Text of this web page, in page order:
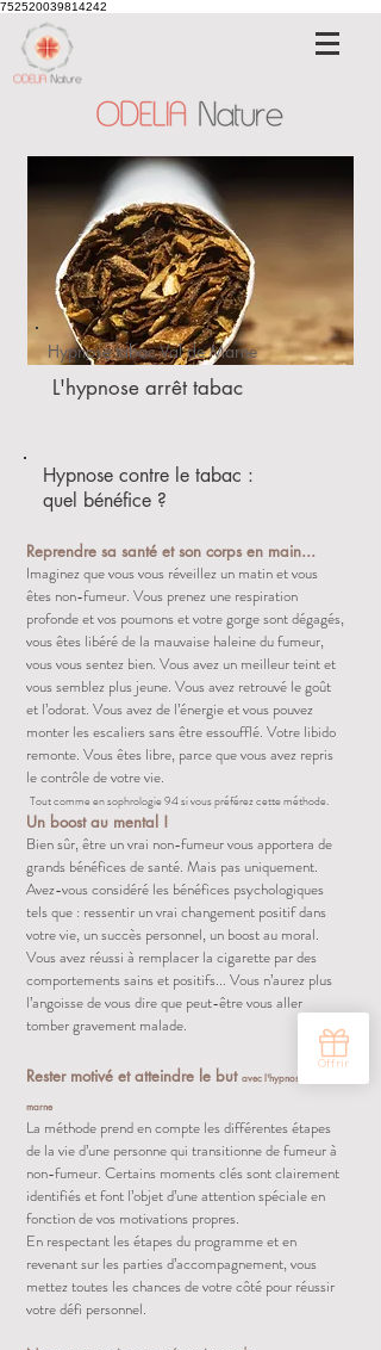
752520039814242
Hypnose tabac Val de Marne
L'hypnose arrêt tabac
Hypnose contre le tabac :
quel bénéfice ?
Reprendre sa santé et son corps en main...
Imaginez que vous vous réveillez un matin et vous
êtes non-fumeur. Vous prenez une respiration
profonde et vos poumons et votre gorge sont dégagés,
vous êtes libéré de la mauvaise haleine du fumeur,
vous vous sentez bien. Vous avez un meilleur teint et
vous semblez plus jeune. Vous avez retrouvé le goût
et l’odorat. Vous avez de l’énergie et vous pouvez
monter les escaliers sans être essoufflé. Votre libido
remonte. Vous êtes libre, parce que vous avez repris
le contrôle de votre vie.
Tout comme en sophrologie 94 si vous préférez cette méthode.
Un boost au mental !
Bien sûr, être un vrai non-fumeur vous apportera de
grands bénéfices de santé. Mais pas uniquement.
Avez-vous considéré les bénéfices psychologiques
tels que : ressentir un vrai changement positif dans
votre vie, un succès personnel, un boost au moral.
Vous avez réussi à remplacer la cigarette par des
comportements sains et positifs... Vous n’aurez plus
l’angoisse de vous dire que peut-être vous aller
tomber gravement malade.
Rester motivé et atteindre le but avec l'hypnose val de
marne
La méthode prend en compte les différentes étapes
de la vie d’une personne qui transitionne de fumeur à
non-fumeur. Certains moments clés sont clairement
identifiés et font l’objet d’une attention spéciale en
fonction de vos motivations propres.
En respectant les étapes du programme et en
revenant sur les parties d’accompagnement, vous
mettez toutes les chances de votre côté pour réussir
votre défi personnel.